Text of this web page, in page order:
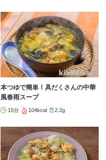
本つゆで簡単！具だくさんの中華
風春雨スープ
15分 104kcal 2.2g